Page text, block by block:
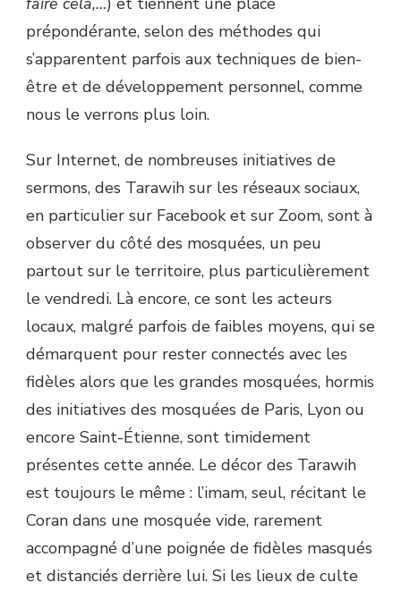
prépondérante, selon des méthodes qui
s’apparentent parfois aux techniques de bien-
être et de développement personnel, comme
nous le verrons plus loin.
Sur Internet, de nombreuses initiatives de
sermons, des Tarawih sur les réseaux sociaux,
en particulier sur Facebook et sur Zoom, sont à
observer du côté des mosquées, un peu
partout sur le territoire, plus particulièrement
le vendredi. Là encore, ce sont les acteurs
locaux, malgré parfois de faibles moyens, qui se
démarquent pour rester connectés avec les
fidèles alors que les grandes mosquées, hormis
des initiatives des mosquées de Paris, Lyon ou
encore Saint-Étienne, sont timidement
présentes cette année. Le décor des Tarawih
est toujours le même : l’imam, seul, récitant le
Coran dans une mosquée vide, rarement
accompagné d’une poignée de fidèles masqués
et distanciés derrière lui. Si les lieux de culte